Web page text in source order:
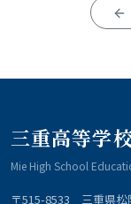
三重高等学
Mie High School
〒515-8533 三重県松